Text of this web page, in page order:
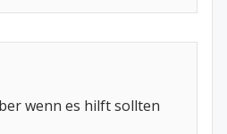
wenn es hilft sollten